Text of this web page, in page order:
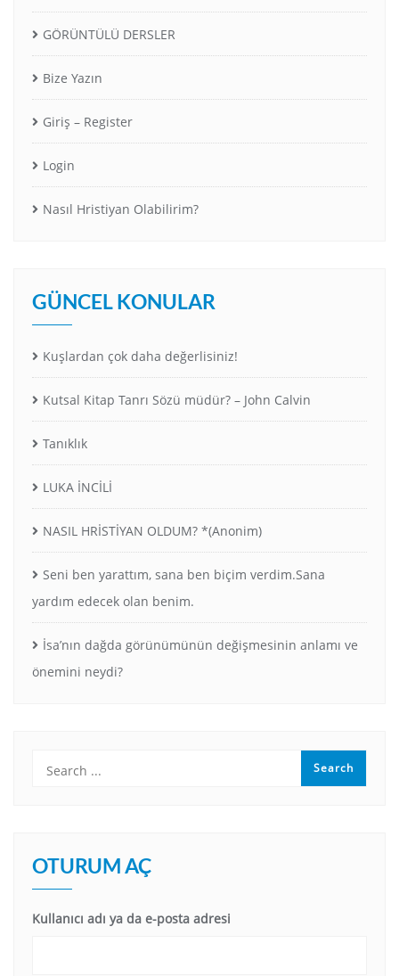
GÖRÜNTÜLÜ DERSLER
Bize Yazın
Giriş – Register
Login
Nasıl Hristiyan Olabilirim?
GÜNCEL KONULAR
Kuşlardan çok daha değerlisiniz!
Kutsal Kitap Tanrı Sözü müdür? – John Calvin
Tanıklık
LUKA İNCİLİ
NASIL HRİSTİYAN OLDUM? *(Anonim)
Seni ben yarattım, sana ben biçim verdim.Sana
yardım edecek olan benim.
İsa’nın dağda görünümünün değişmesinin anlamı ve
önemini neydi?
OTURUM AÇ
Kullanıcı adı ya da e-posta adresi